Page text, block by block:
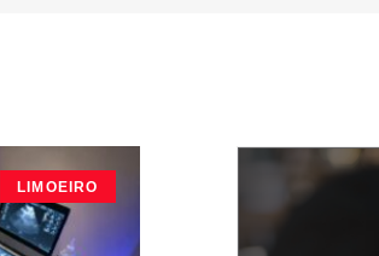
LIMOEIRO